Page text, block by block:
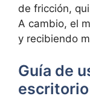
de fricción,
A cambio, el
y recibiendo
Guía de